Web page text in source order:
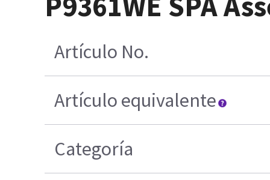
Artículo No.
Artículo equivalente
Categoría